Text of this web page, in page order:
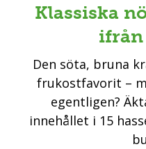
Klassiska
ifrån
Den söta, bruna
frukostfavorit –
egentligen?
innehållet i 15